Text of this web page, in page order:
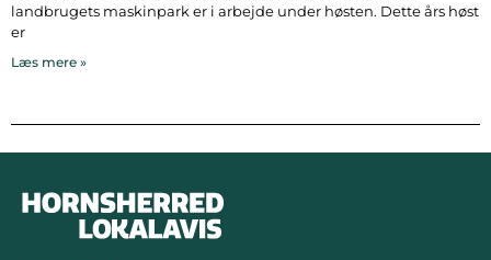
landbrugets maskinpark er i arbejde under høsten. Dette års høst
er
Læs mere »